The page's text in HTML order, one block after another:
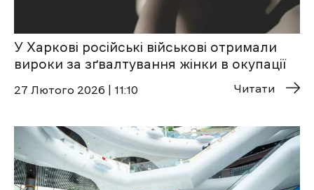
У Харкові російські військові отримали
вироки за зґвалтування жінки в окупації
27 Лютого 2026 | 11:10 Читати